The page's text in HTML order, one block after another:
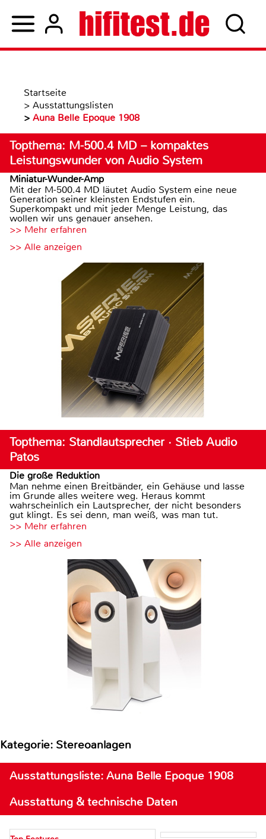
Startseite
> Ausstattungslisten
> Auna Belle Epoque 1908
Topthema: M-500.4 MD – kompaktes
Leistungswunder von Audio System
Miniatur-Wunder-Amp
Mit der M-500.4 MD läutet Audio System eine neue
Generation seiner kleinsten Endstufen ein.
Superkompakt und mit jeder Menge Leistung, das
wollen wir uns genauer ansehen.
>> Mehr erfahren
>> Alle anzeigen
Topthema: Standlautsprecher · Stieb Audio
Patos
Die große Reduktion
Man nehme einen Breitbänder, ein Gehäuse und lasse
im Grunde alles weitere weg. Heraus kommt
wahrscheinlich ein Lautsprecher, der nicht besonders
gut klingt. Es sei denn, man weiß, was man tut.
>> Mehr erfahren
>> Alle anzeigen
Kategorie: Stereoanlagen
Ausstattungsliste: Auna Belle Epoque 1908
Ausstattung & technische Daten